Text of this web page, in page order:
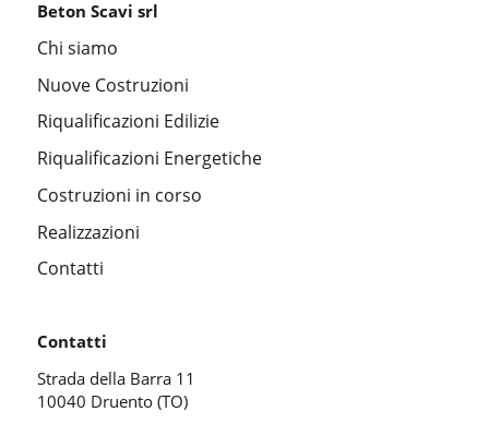
Beton Scavi srl
Chi siamo
Nuove Costruzioni
Riqualificazioni Edilizie
Riqualificazioni Energetiche
Costruzioni in corso
Realizzazioni
Contatti
Contatti
Strada della Barra 11
10040 Druento (TO)